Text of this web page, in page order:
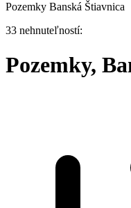
Pozemky Banská Štiavnica
33 nehnuteľností:
Pozemky,